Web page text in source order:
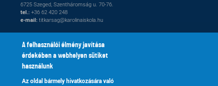
6725 Szeged, Szentháromság u. 70-76.
tel.: +36 62 420 248
e-mail: titkarsag@karolinaiskola.hu
A felhasználói élmény javítása
érdekében a webhelyen sütiket
használunk
Az oldal bármely hivatkozására való